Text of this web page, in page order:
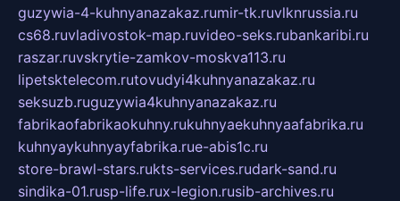
guzywia-4-kuhnyanazakaz.rumir-tk.ruvlknrussia.ru
cs68.ruvladivostok-map.ruvideo-seks.rubankaribi.ru
raszar.ruvskrytie-zamkov-moskva113.ru
lipetsktelecom.rutovudyi4kuhnyanazakaz.ru
seksuzb.ruguzywia4kuhnyanazakaz.ru
fabrikaofabrikaokuhny.rukuhnyaekuhnyaafabrika.ru
kuhnyaykuhnyayfabrika.rue-abis1c.ru
store-brawl-stars.rukts-services.rudark-sand.ru
sindika-01.rusp-life.rux-legion.rusib-archives.ru